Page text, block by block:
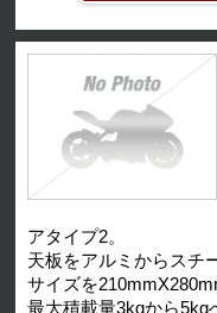
アタイプ2。
天板をアルミからスチ
サイズを
最大積載量3kgから5kg